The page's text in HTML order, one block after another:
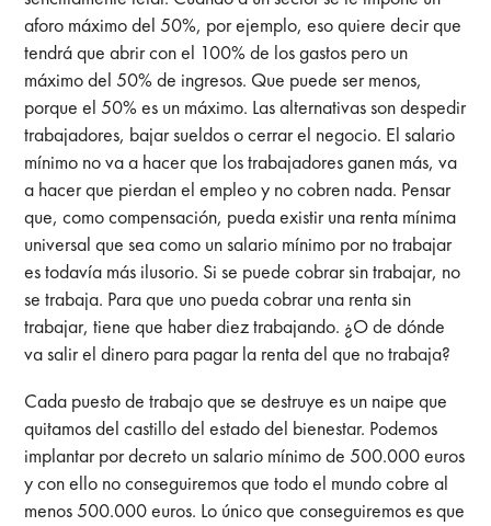
aforo máximo del 50%, por ejemplo, eso quiere decir que
tendrá que abrir con el 100% de los gastos pero un
máximo del 50% de ingresos. Que puede ser menos,
porque el 50% es un máximo. Las alternativas son despedir
trabajadores, bajar sueldos o cerrar el negocio. El salario
mínimo no va a hacer que los trabajadores ganen más, va
a hacer que pierdan el empleo y no cobren nada. Pensar
que, como compensación, pueda existir una renta mínima
universal que sea como un salario mínimo por no trabajar
es todavía más ilusorio. Si se puede cobrar sin trabajar, no
se trabaja. Para que uno pueda cobrar una renta sin
trabajar, tiene que haber diez trabajando. ¿O de dónde
va salir el dinero para pagar la renta del que no trabaja?
Cada puesto de trabajo que se destruye es un naipe que
quitamos del castillo del estado del bienestar. Podemos
implantar por decreto un salario mínimo de 500.000 euros
y con ello no conseguiremos que todo el mundo cobre al
menos 500.000 euros. Lo único que conseguiremos es que